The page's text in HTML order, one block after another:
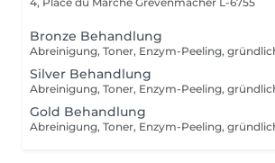
Bronze Behandlung
Silver Behandlung
Gold Behandlung